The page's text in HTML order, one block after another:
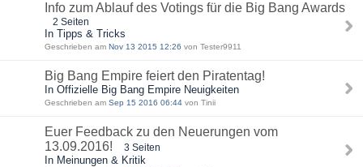
Info zum Ablauf des Votings für die Big Bang Awards
2 Seiten
In Tipps & Tricks
Geschrieben am Nov 13 2015 12:26 von Tester9911
Big Bang Empire feiert den Piratentag!
In Offizielle Big Bang Empire Neuigkeiten
Geschrieben am Sep 15 2016 06:44 von Tinii
Euer Feedback zu den Neuerungen vom
13.09.2016!
3 Seiten
In Meinungen & Kritik